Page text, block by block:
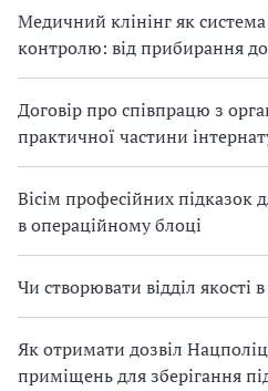
Медичний клінінг як
контролю: від прибирання
Договір про співпрацю з
практичної частини
Вісім професійних підказок
в операційному блоці
Чи створювати відділ якості
Як отримати дозвіл
приміщень для зберігання